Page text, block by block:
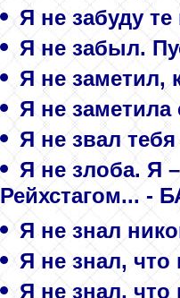
Я не забуду
Я не забыл.
Я не заметил,
Я не заметила
Я не звал
Я не злоба. Я
Рейхстагом...
Я не знал
Я не знал, что
Я не знал, что